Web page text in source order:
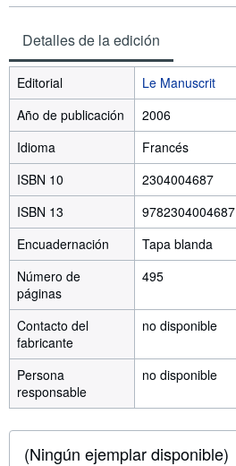
Detalles de la edición
Editorial
Le Manuscrit
Año de publicación
2006
Idioma
Francés
ISBN 10
2304004687
ISBN 13
9782304004687
Encuadernación
Tapa blanda
Número de
páginas
495
Contacto del
fabricante
no disponible
Persona
responsable
no disponible
(Ningún ejemplar disponible)